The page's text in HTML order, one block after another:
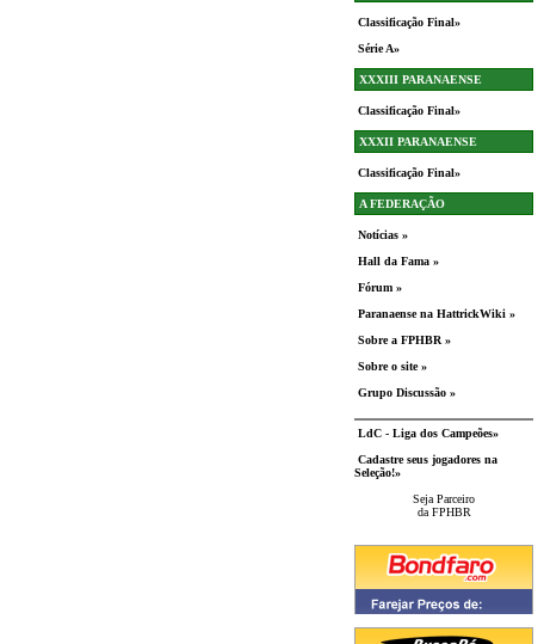
Classificação Final»
Série A»
XXXIII PARANAENSE
Classificação Final»
XXXII PARANAENSE
Classificação Final»
A FEDERAÇÃO
Notícias »
Hall da Fama »
Fórum »
Paranaense na HattrickWiki »
Sobre a FPHBR »
Sobre o site »
Grupo Discussão »
LdC - Liga dos Campeões»
Cadastre seus jogadores na
Seleção!»
Seja Parceiro
da FPHBR